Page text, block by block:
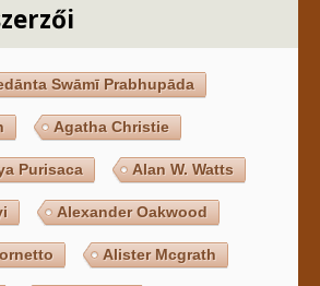
Swāmī Prabhupāda
Agatha Christie
Purisaca Alan W. Watts
Alexander Oakwood
Alister Mcgrath